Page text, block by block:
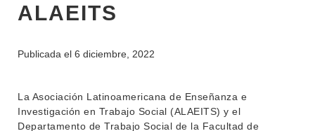
ALAEITS
Publicada el 6 diciembre, 2022
La Asociación Latinoamericana de Enseñanza e
Investigación en Trabajo Social (ALAEITS) y el
Departamento de Trabajo Social de la Facultad de